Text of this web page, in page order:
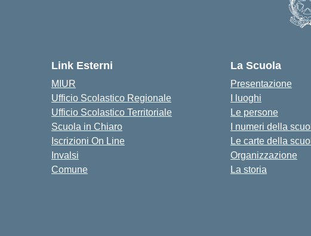
Link Esterni
MIUR
Ufficio Scolastico Regionale
Ufficio Scolastico Territoriale
Scuola in Chiaro
Iscrizioni On Line
Invalsi
Comune
La Scuola
Presentazione
I luoghi
Le persone
I numeri della
Le carte della
Organizzazione
La storia